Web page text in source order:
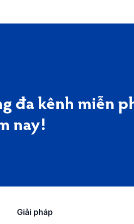
đa kênh miễn
nay!
Giải pháp